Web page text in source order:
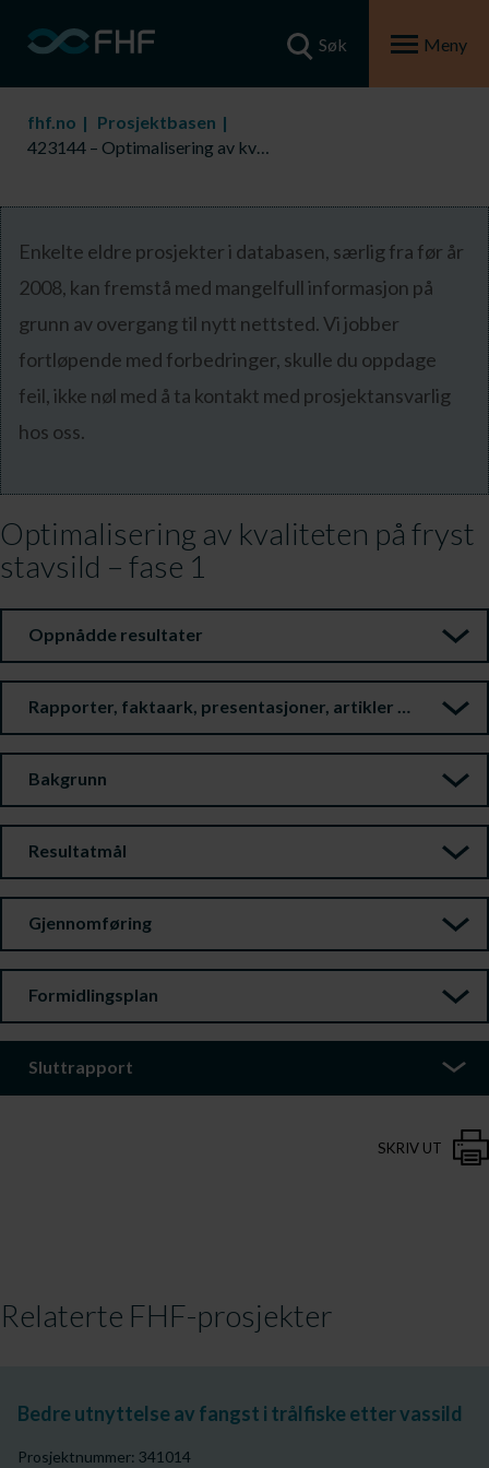
Søk Meny
fhf.no
Prosjektbasen
423144 – Optimalisering av kvaliteten på fryst stavsild – fase 1
Enkelte eldre prosjekter i databasen, særlig fra før år
2008, kan fremstå med mangelfull informasjon på
grunn av overgang til nytt nettsted. Vi jobber
fortløpende med forbedringer, skulle du oppdage
feil, ikke nøl med å ta kontakt med prosjektansvarlig
hos oss.
Optimalisering av kvaliteten på fryst
stavsild – fase 1
Oppnådde resultater
Rapporter, faktaark, presentasjoner, artikler m.m.
Bakgrunn
Resultatmål
Gjennomføring
Formidlingsplan
Sluttrapport
SKRIV UT
Relaterte FHF-prosjekter
Bedre utnyttelse av fangst i trålfiske etter vassild
Prosjektnummer: 341014